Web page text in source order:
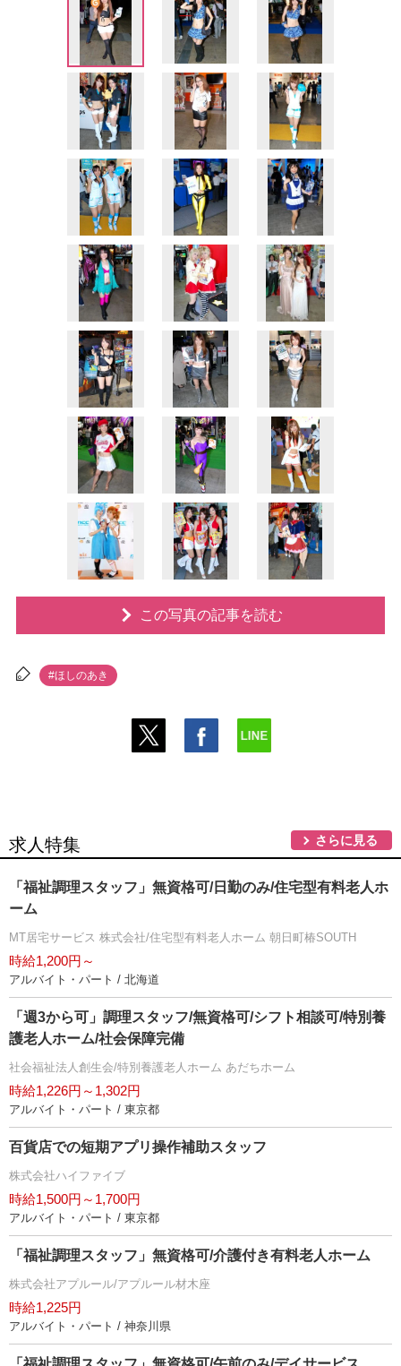
この写真の記事を読む
#ほしのあき
求人特集 さらに見る
「福祉調理スタッフ」無資格可/日勤のみ/住宅型有料老人ホ
ーム
MT居宅サービス 株式会社/住宅型有料老人ホーム 朝日町椿SOUTH
時給1,200円～
アルバイト・パート / 北海道
「週3から可」調理スタッフ/無資格可/シフト相談可/特別養
護老人ホーム/社会保障完備
社会福祉法人創生会/特別養護老人ホーム あだちホーム
時給1,226円～1,302円
アルバイト・パート / 東京都
百貨店での短期アプリ操作補助スタッフ
株式会社ハイファイブ
時給1,500円～1,700円
アルバイト・パート / 東京都
「福祉調理スタッフ」無資格可/介護付き有料老人ホーム
株式会社アプルール/アプルール材木座
時給1,225円
アルバイト・パート / 神奈川県